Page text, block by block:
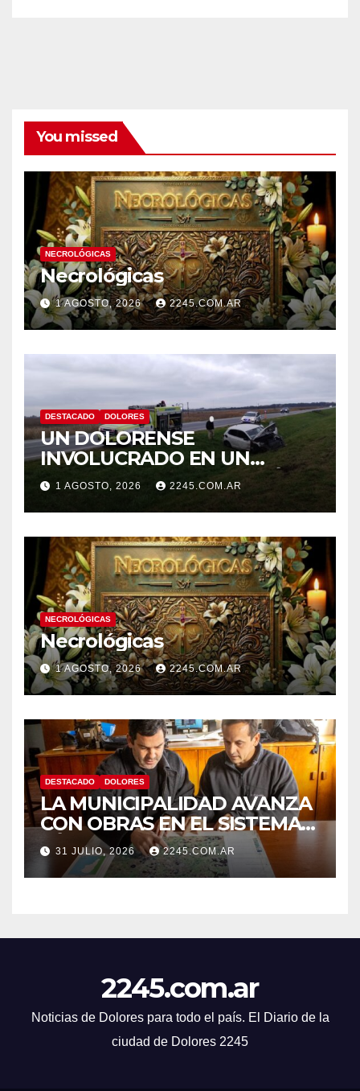
You missed
NECROLÓGICAS
Necrológicas
1 AGOSTO, 2026 2245.COM.AR
DESTACADO DOLORES
UN DOLORENSE
INVOLUCRADO EN UN
SINIESTRO QUE TERMINÓ
CON DESPISTE Y VUELCO
1 AGOSTO, 2026 2245.COM.AR
NECROLÓGICAS
Necrológicas
1 AGOSTO, 2026 2245.COM.AR
DESTACADO DOLORES
LA MUNICIPALIDAD AVANZA
CON OBRAS EN EL SISTEMA
HÍDRICO DE DOLORES
31 JULIO, 2026 2245.COM.AR
2245.com.ar
Noticias de Dolores para todo el país. El Diario de la
ciudad de Dolores 2245